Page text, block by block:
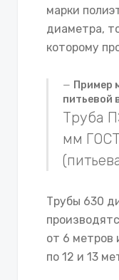
марки
диаметра,
которому
Пример
питьевой
Труба
мм
Трубы 630
от 6 метров
по 12 и 13